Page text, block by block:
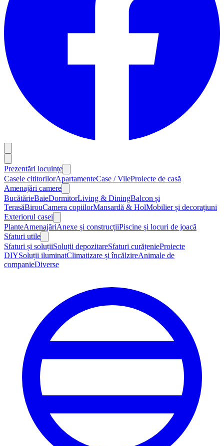
Prezentări locuințe
Casele cititorilorApartamenteCase / VileProiecte de casă
Amenajări camere
BucătărieBaieDormitorLiving & DiningBalcon și
TerasăBirouCamera copiilorMansardă & HolMobilier și decorațiuni
Exteriorul casei
PlanteAmenajăriAnexe și construcțiiPiscine și locuri de joacă
Sfaturi utile
Sfaturi și soluțiiSoluții depozitareSfaturi curățenieProiecte
DIYSoluții iluminatClimatizare și încălzireAnimale de
companieDiverse